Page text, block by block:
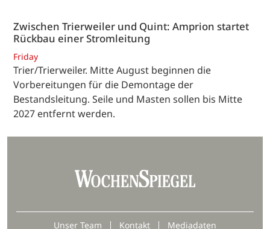
Zwischen Trierweiler und Quint: Amprion startet
Rückbau einer Stromleitung
Friday
Trier/Trierweiler. Mitte August beginnen die
Vorbereitungen für die Demontage der
Bestandsleitung. Seile und Masten sollen bis Mitte
2027 entfernt werden.
Unser Team Kontakt Mediadaten